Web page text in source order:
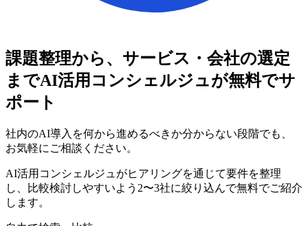
課題整理から、サービス・会社の選定
までAI活用コンシェルジュが無料でサ
ポート
社内のAI導入を何から進めるべきか分からない段階でも、
お気軽にご相談ください。
AI活用コンシェルジュがヒアリングを通じて要件を整理
し、比較検討しやすいよう2〜3社に絞り込んで無料でご紹介
します。